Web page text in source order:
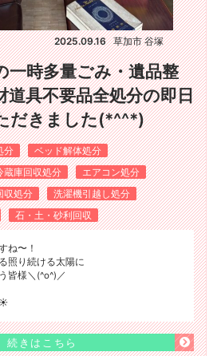
2025.09.16 草加市 谷塚
一時多量ごみ・遺品整
道具不要品全処分の即日
だきました(*^^*)
分
ベッド解体処分
蔵庫回収処分
エアコン処分
収処分
洗濯機引越し処分
石・土・砂利回収
ね〜！
照り続ける太陽に
皆様＼(^o^)／
☀️
続きはこちら